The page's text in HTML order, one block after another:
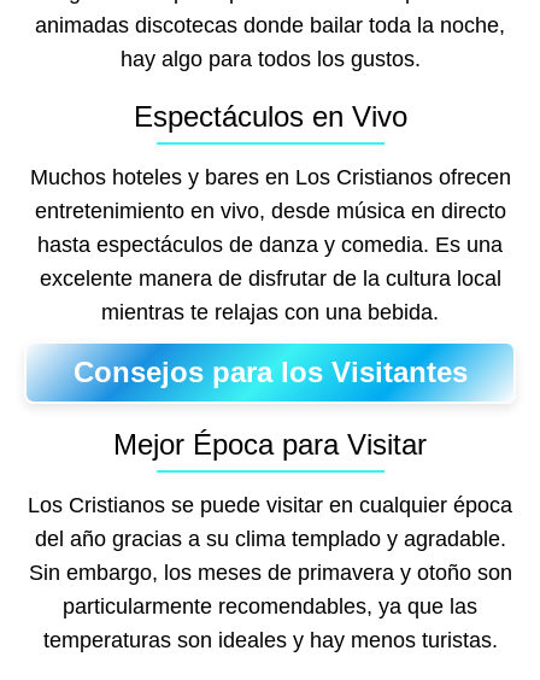
animadas discotecas donde bailar toda la noche,
hay algo para todos los gustos.
Espectáculos en Vivo
Muchos hoteles y bares en Los Cristianos ofrecen
entretenimiento en vivo, desde música en directo
hasta espectáculos de danza y comedia. Es una
excelente manera de disfrutar de la cultura local
mientras te relajas con una bebida.
Consejos para los Visitantes
Mejor Época para Visitar
Los Cristianos se puede visitar en cualquier época
del año gracias a su clima templado y agradable.
Sin embargo, los meses de primavera y otoño son
particularmente recomendables, ya que las
temperaturas son ideales y hay menos turistas.